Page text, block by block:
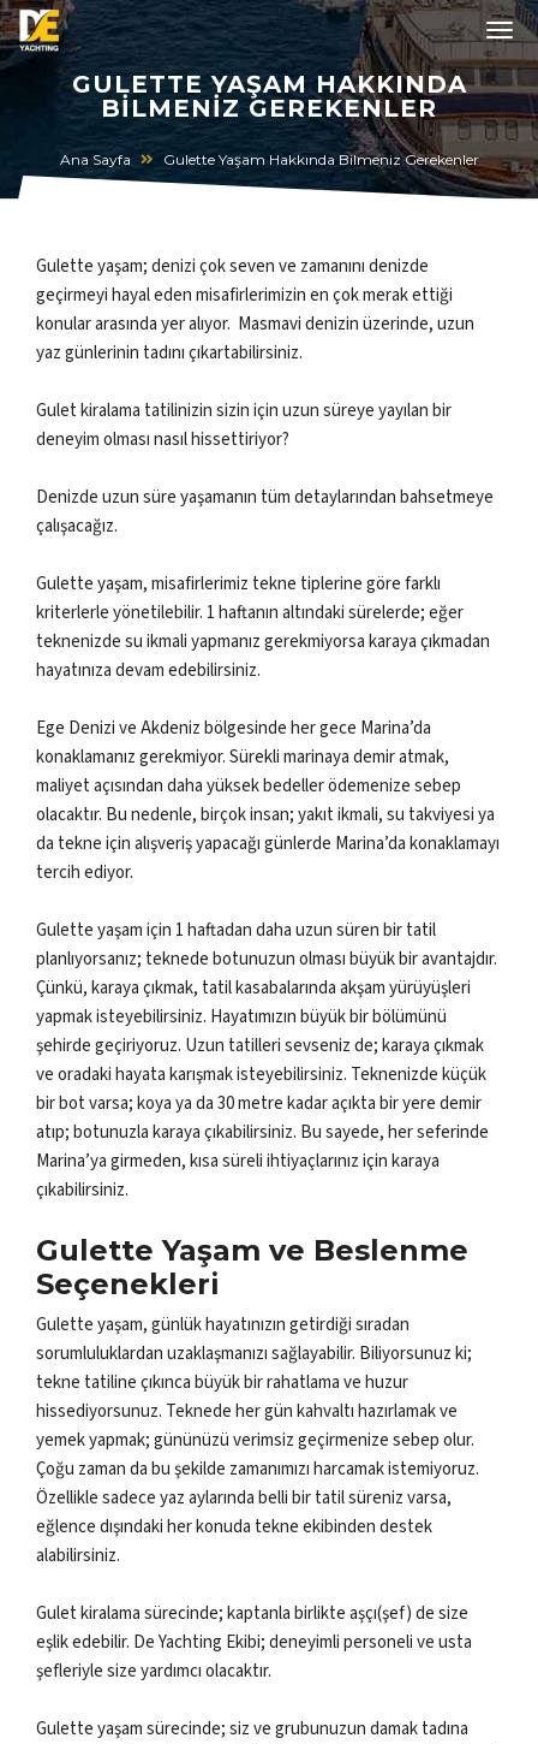
GULETTE YAŞAM HAKKINDA
BILMENIZ GEREKENLER
Ana Sayfa Gulette Yaşam Hakkında Bilmeniz Gerekenler
Gulette yaşam; denizi çok seven ve zamanını denizde
geçirmeyi hayal eden misafirlerimizin en çok merak ettiği
konular arasında yer alıyor. Masmavi denizin üzerinde, uzun
yaz günlerinin tadını çıkartabilirsiniz.
Gulet kiralama tatilinizin sizin için uzun süreye yayılan bir
deneyim olması nasıl hissettiriyor?
Denizde uzun süre yaşamanın tüm detaylarından bahsetmeye
çalışacağız.
Gulette yaşam, misafirlerimiz tekne tiplerine göre farklı
kriterlerle yönetilebilir. 1 haftanın altındaki sürelerde; eğer
teknenizde su ikmali yapmanız gerekmiyorsa karaya çıkmadan
hayatınıza devam edebilirsiniz.
Ege Denizi ve Akdeniz bölgesinde her gece Marina’da
konaklamanız gerekmiyor. Sürekli marinaya demir atmak,
maliyet açısından daha yüksek bedeller ödemenize sebep
olacaktır. Bu nedenle, birçok insan; yakıt ikmali, su takviyesi ya
da tekne için alışveriş yapacağı günlerde Marina’da konaklamayı
tercih ediyor.
Gulette yaşam için 1 haftadan daha uzun süren bir tatil
planlıyorsanız; teknede botunuzun olması büyük bir avantajdır.
Çünkü, karaya çıkmak, tatil kasabalarında akşam yürüyüşleri
yapmak isteyebilirsiniz. Hayatımızın büyük bir bölümünü
şehirde geçiriyoruz. Uzun tatilleri sevseniz de; karaya çıkmak
ve oradaki hayata karışmak isteyebilirsiniz. Teknenizde küçük
bir bot varsa; koya ya da 30 metre kadar açıkta bir yere demir
atıp; botunuzla karaya çıkabilirsiniz. Bu sayede, her seferinde
Marina’ya girmeden, kısa süreli ihtiyaçlarınız için karaya
çıkabilirsiniz.
Gulette Yaşam ve Beslenme
Seçenekleri
Gulette yaşam, günlük hayatınızın getirdiği sıradan
sorumluluklardan uzaklaşmanızı sağlayabilir. Biliyorsunuz ki;
tekne tatiline çıkınca büyük bir rahatlama ve huzur
hissediyorsunuz. Teknede her gün kahvaltı hazırlamak ve
yemek yapmak; gününüzü verimsiz geçirmenize sebep olur.
Çoğu zaman da bu şekilde zamanımızı harcamak istemiyoruz.
Özellikle sadece yaz aylarında belli bir tatil süreniz varsa,
eğlence dışındaki her konuda tekne ekibinden destek
alabilirsiniz.
Gulet kiralama sürecinde; kaptanla birlikte aşçı(şef) de size
eşlik edebilir. De Yachting Ekibi; deneyimli personeli ve usta
şefleriyle size yardımcı olacaktır.
Gulette yaşam sürecinde; siz ve grubunuzun damak tadına